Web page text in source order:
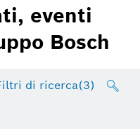
eventi
Bosch
di ricerca(3)